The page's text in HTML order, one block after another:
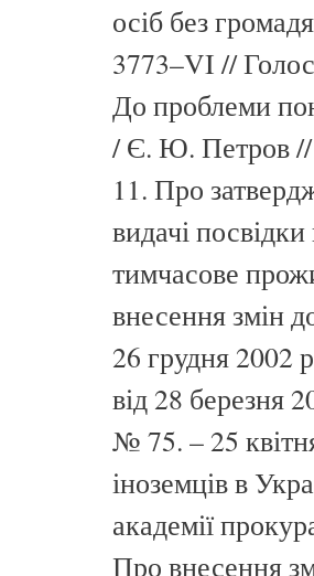
осіб без
3773–VI //
До проблеми
/ Є. Ю. Петров //
11. Про
видачі
тимчасове
внесення змін
26 грудня 2002
від 28 березня
№ 75. – 25
іноземців в
академії
Про внесення